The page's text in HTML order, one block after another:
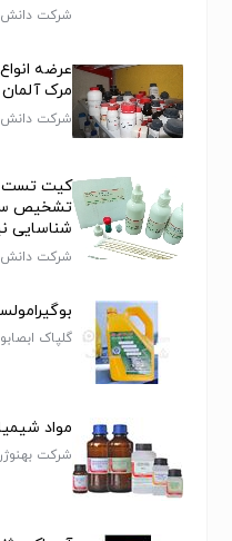
ارسال به سراسر کشور
وب سایت : bahoran.ir
شرکت
عرضه
مرک
شرکت
کیت تست
تشخیص
شناسایی
شرکت
گلپاک
مواد
شرکت